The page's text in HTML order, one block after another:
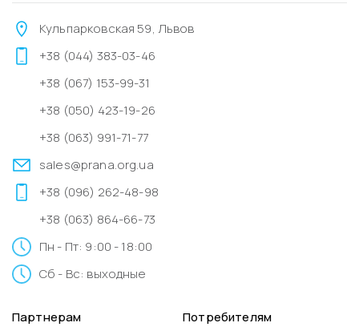
Кульпарковская 59, Львов
+38 (044) 383-03-46
+38 (067) 153-99-31
+38 (050) 423-19-26
+38 (063) 991-71-77
sales@prana.org.ua
+38 (096) 262-48-98
+38 (063) 864-66-73
Пн - Пт: 9:00 - 18:00
Сб - Вс: выходные
Партнерам
Потребителям